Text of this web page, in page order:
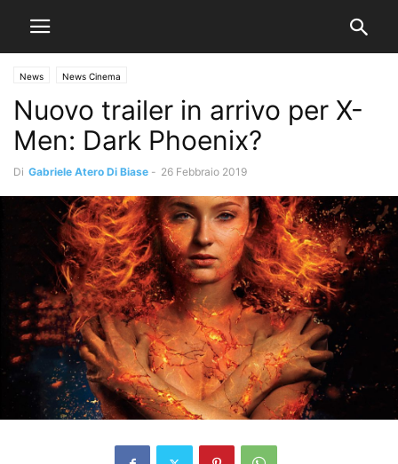
News News Cinema
Nuovo trailer in arrivo per X-
Men: Dark Phoenix?
Di Gabriele Atero Di Biase - 26 Febbraio 2019